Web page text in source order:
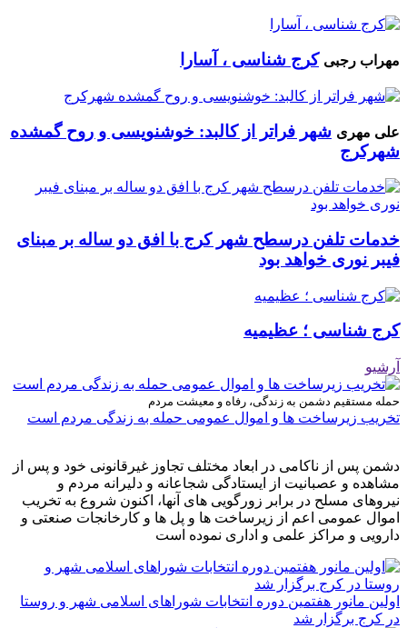
مهراب رجبی کرج شناسی ، آسارا
علی مهری شهر فراتر از کالبد: خوشنویسی و روح گمشده
شهرکرج
خدمات تلفن درسطح شهر کرج با افق دو ساله بر مبنای
فیبر نوری خواهد بود
کرج شناسی ؛ عظیمیه
آرشیو
حمله مستقیم دشمن به زندگی، رفاه و معیشت مردم
تخریب زیرساخت ها و اموال عمومی حمله به زندگی مردم است
دشمن پس از ناکامی در ابعاد مختلف تجاوز غیرقانونی خود و پس از
مشاهده و عصبانیت از ایستادگی شجاعانه و دلیرانه مردم و
نیروهای مسلح در برابر زورگویی های آنها، اکنون شروع به تخریب
اموال عمومی اعم از زیرساخت ها و پل ها و کارخانجات صنعتی و
دارویی و مراکز علمی و اداری نموده است
اولین مانور هفتمین دوره انتخابات شوراهای اسلامی شهر و روستا
در کرج برگزار شد